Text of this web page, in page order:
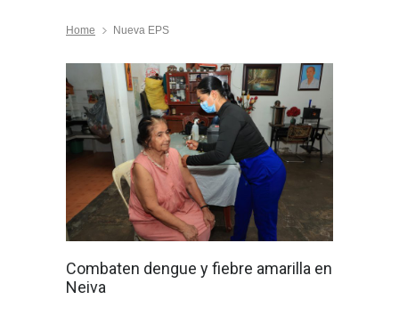
Home Nueva EPS
Combaten dengue y fiebre amarilla en
Neiva